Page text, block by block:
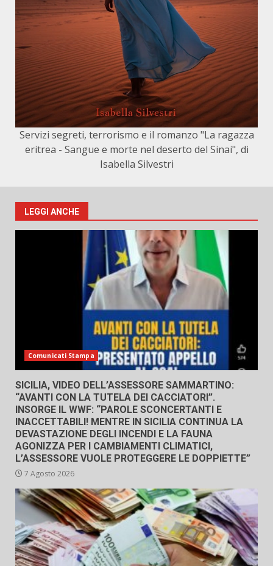
Servizi segreti, terrorismo e il romanzo "La ragazza
eritrea - Sangue e morte nel deserto del Sinai", di
Isabella Silvestri
LEGGI ANCHE
Comunicati Stampa
SICILIA, VIDEO DELL’ASSESSORE SAMMARTINO:
“AVANTI CON LA TUTELA DEI CACCIATORI”.
INSORGE IL WWF: “PAROLE SCONCERTANTI E
INACCETTABILI! MENTRE IN SICILIA CONTINUA LA
DEVASTAZIONE DEGLI INCENDI E LA FAUNA
AGONIZZA PER I CAMBIAMENTI CLIMATICI,
L’ASSESSORE VUOLE PROTEGGERE LE DOPPIETTE”
7 Agosto 2026